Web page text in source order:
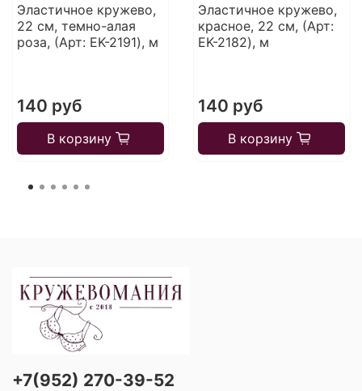
Эластичное кружево,
22 см, темно-алая
роза, (Арт: EK-2191), м
140 руб
В корзину
Эластичное кружево,
красное, 22 см, (Арт:
EK-2182), м
140 руб
В корзину
+7(952) 270-39-52